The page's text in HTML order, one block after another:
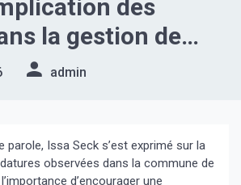
des
la gestion de
admin
parole, Issa Seck s’est exprimé sur la
observées dans la commune de
d’encourager une